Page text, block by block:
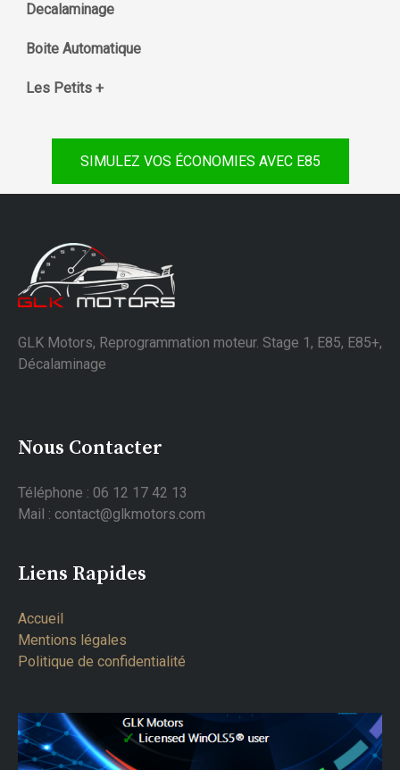
Decalaminage
Boite Automatique
Les Petits +
SIMULEZ VOS ÉCONOMIES AVEC E85
GLK Motors, Reprogrammation moteur. Stage 1, E85, E85+,
Décalaminage
Nous Contacter
Téléphone : 06 12 17 42 13
Mail : contact@glkmotors.com
Liens Rapides
Accueil
Mentions légales
Politique de confidentialité